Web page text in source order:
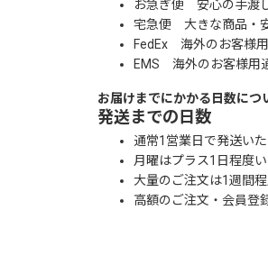
お急ぎ便 安心の手渡
宅急便 大きな商品・
FedEx 海外のお客様
EMS 海外のお客様用
お届けまでにかかる日数につ
発送までの日数
通常1営業日で発送いた
月曜はプラス1日程度い
大量のご注文は1週間
高額のご注文・会員登